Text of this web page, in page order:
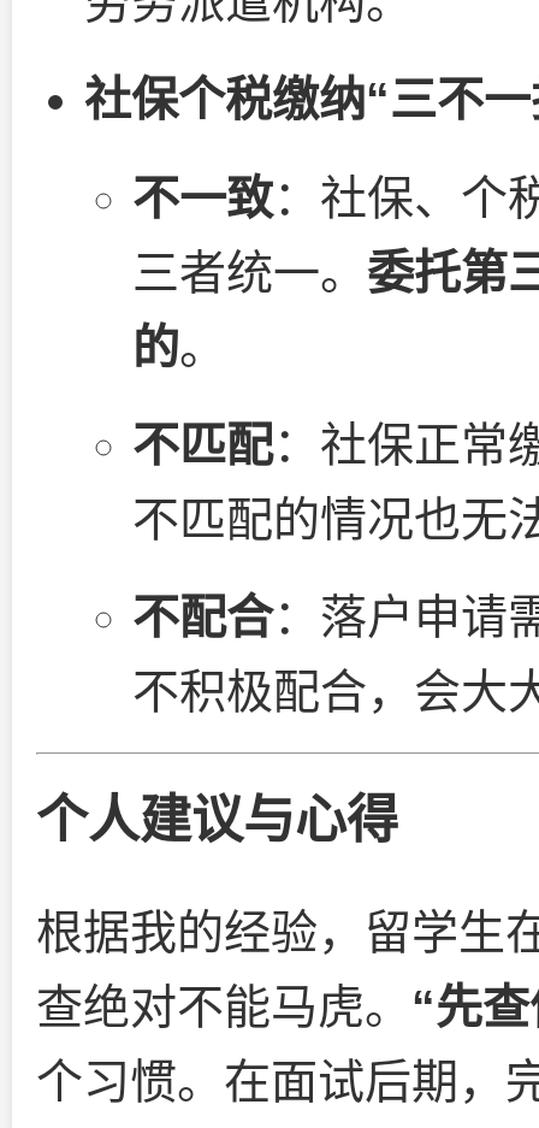
社保个税缴纳“三不
不一致：社保、个
三者统一。 委托第
的。
不匹配：社保正常
不匹配的情况也无
不配合：落户申请
不积极配合，会大
个人建议与心得
根据我的经验，留学生
查绝对不能马虎。 “先
个习惯。在面试后期，